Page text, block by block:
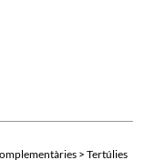
> Tertúlies